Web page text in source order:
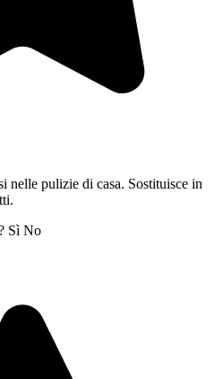
nelle pulizie di casa. Sostituisce in
Sì No